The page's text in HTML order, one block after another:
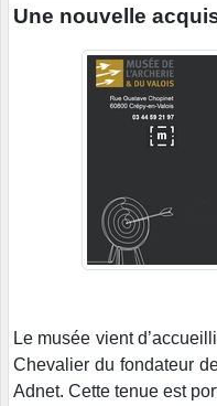
Une nouvelle
Le musée vient
Chevalier du fondateur
Adnet. Cette tenue est